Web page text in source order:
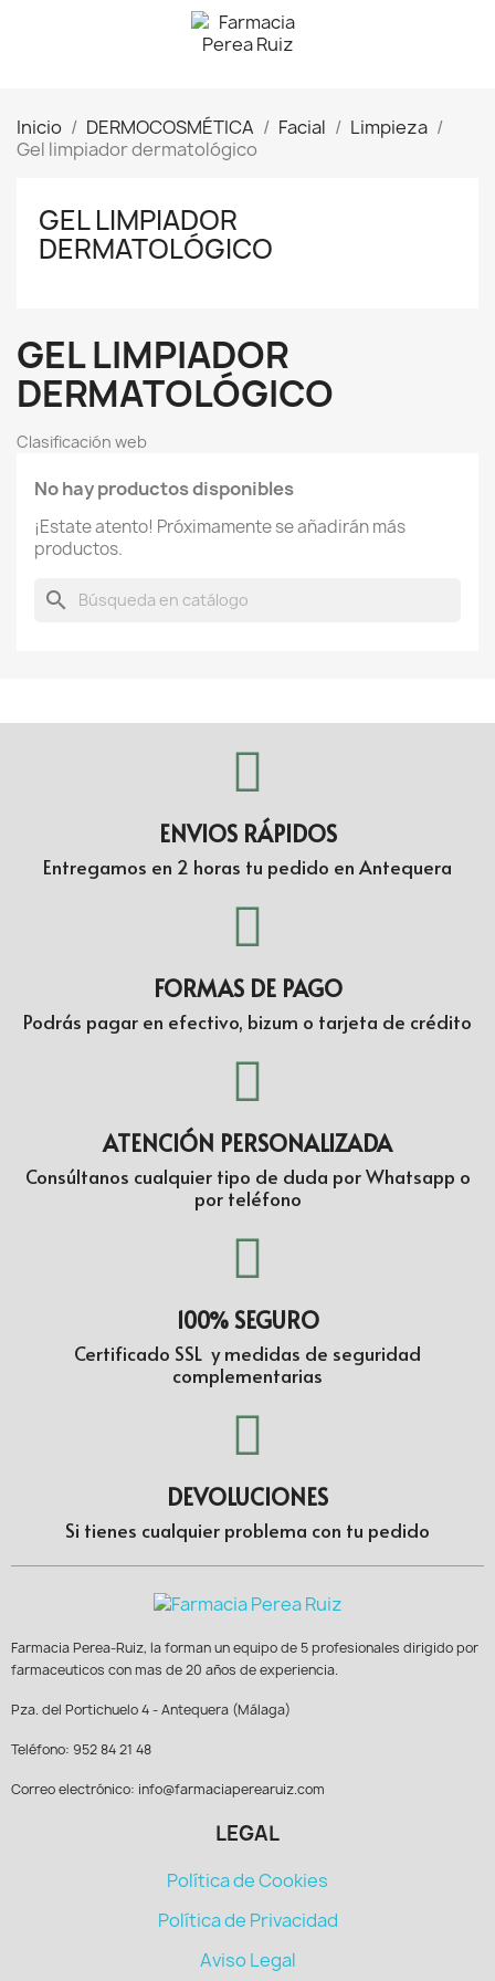
Inicio DERMOCOSMÉTICA Facial
Limpieza
Gel limpiador dermatológico
GEL LIMPIADOR
DERMATOLÓGICO
GEL LIMPIADOR
DERMATOLÓGICO
Clasificación web
No hay productos disponibles
¡Estate atento! Próximamente se añadirán más
productos.
search
ENVIOS RÁPIDOS
Entregamos en 2 horas tu pedido en Antequera
FORMAS DE PAGO
Podrás pagar en efectivo, bizum o tarjeta de crédito
ATENCIÓN PERSONALIZADA
Consúltanos cualquier tipo de duda por Whatsapp o
por teléfono
100% SEGURO
Certificado SSL y medidas de seguridad
complementarias
DEVOLUCIONES
Si tienes cualquier problema con tu pedido
Farmacia Perea-Ruiz, la forman un equipo de 5 profesionales dirigido por
farmaceuticos con mas de 20 años de experiencia.
Pza. del Portichuelo 4 - Antequera (Málaga)
Teléfono: 952 84 21 48
Correo electrónico: info@farmaciaperearuiz.com
LEGAL
Política de Cookies
Política de Privacidad
Aviso Legal